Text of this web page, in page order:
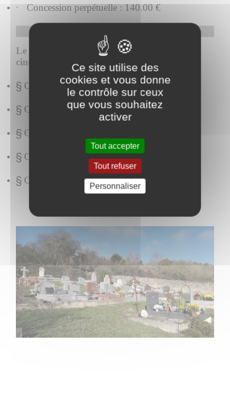
· Concession perpétuelle : 140.00 €
Le cimetière dispose également d'un espace
cinéraire :
§ Concession 5 ans : 120.00 €
§ Concession 10 ans : 240.00 €
§ Concession 15 ans : 360.00 €
§ Concession 30 ans : 720.00 €
§ Concession 50 ans : 1 000.00 €
Ce site utilise des
cookies et vous donne
le contrôle sur ceux
que vous souhaitez
activer
Tout accepter
Tout refuser
Personnaliser